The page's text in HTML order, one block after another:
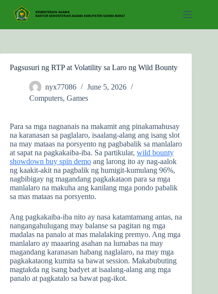
content
Pagsusuri ng RTP at Volatility sa Laro ng Wild Bounty
nyx77086
June 5, 2026
Computers, Games
Para sa mga nagnanais na makamit ang pinakamahusay
na karanasan sa paglalaro, isaalang-alang ang isang slot
na may mataas na porsyento ng pagbabalik sa manlalaro
at sapat na pagkakaiba-iba. Sa partikular, wild bounty
showdown buy spin demo ang larong ito ay nag-aalok
ng kaakit-akit na pagbalik ng humigit-kumulang 96%,
nagbibigay ng magandang pagkakataon para sa mga
manlalaro na makuha ang kanilang mga pondo pabalik
sa mas mataas na porsyento.
Ang pagkakaiba-iba nito ay nasa katamtamang antas, na
nangangahulugang may balanse sa pagitan ng mga
madalas na panalo at mas malalaking premyo. Ang mga
manlalaro ay maaaring asahan na lumabas na may
magandang karanasan habang naglalaro, na may mga
pagkakataong kumita sa bawat session. Makabubuting
magtakda ng isang badyet at isaalang-alang ang mga
panalo at pagkatalo sa bawat pag-ikot.